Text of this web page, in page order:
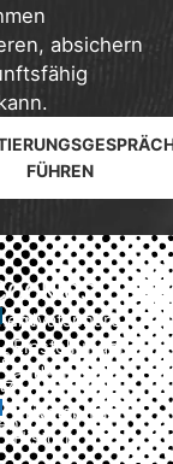
absichern
FÜHREN
Privatsphäre -
Einstellungen
ändern
Privatsphäre -
Historie